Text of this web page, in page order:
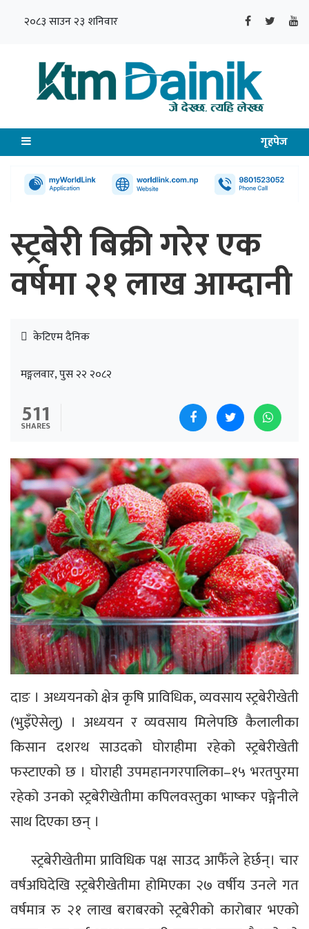
२०८३ साउन २३ शनिवार
गृहपेज
स्ट्रबेरी बिक्री गरेर एक
वर्षमा २१ लाख आम्दानी
केटिएम दैनिक
मङ्गलवार, पुस २२ २०८२
511
SHARES
दाङ । अध्ययनको क्षेत्र कृषि प्राविधिक, व्यवसाय स्ट्रबेरीखेती
(भुइँऐसेलु) । अध्ययन र व्यवसाय मिलेपछि कैलालीका
किसान दशरथ साउदको घोराहीमा रहेको स्ट्रबेरीखेती
फस्टाएको छ । घोराही उपमहानगरपालिका–१५ भरतपुरमा
रहेको उनको स्ट्रबेरीखेतीमा कपिलवस्तुका भाष्कर पङ्गेनीले
साथ दिएका छन् ।
स्ट्रबेरीखेतीमा प्राविधिक पक्ष साउद आफैँले हेर्छन्। चार
वर्षअघिदेखि स्ट्रबेरीखेतीमा होमिएका २७ वर्षीय उनले गत
वर्षमात्र रु २१ लाख बराबरको स्ट्रबेरीको कारोबार भएको